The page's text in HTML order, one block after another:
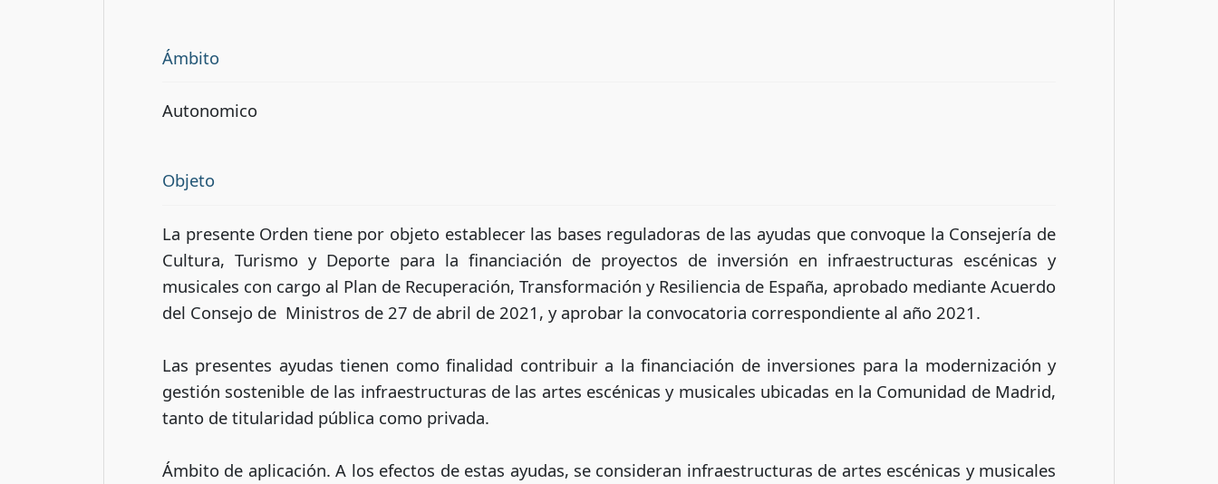
Ámbito
Autonomico
Objeto
La presente Orden tiene por objeto establecer las bases reguladoras de las ayudas que convoque la Consejería de
Cultura, Turismo y Deporte para la financiación de proyectos de inversión en infraestructuras escénicas y
musicales con cargo al Plan de Recuperación, Transformación y Resiliencia de España, aprobado mediante Acuerdo
del Consejo de Ministros de 27 de abril de 2021, y aprobar la convocatoria correspondiente al año 2021.
Las presentes ayudas tienen como finalidad contribuir a la financiación de inversiones para la modernización y
gestión sostenible de las infraestructuras de las artes escénicas y musicales ubicadas en la Comunidad de Madrid,
tanto de titularidad pública como privada.
Ámbito de aplicación. A los efectos de estas ayudas, se consideran infraestructuras de artes escénicas y musicales